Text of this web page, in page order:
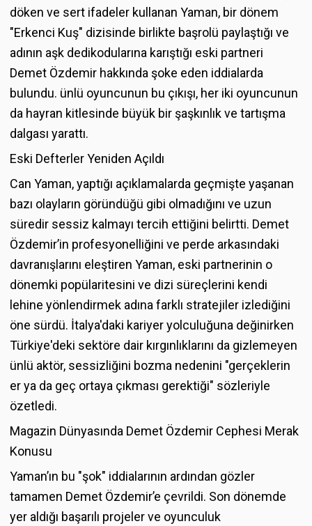
döken ve sert ifadeler kullanan Yaman, bir dönem
"Erkenci Kuş" dizisinde birlikte başrolü paylaştığı ve
adının aşk dedikodularına karıştığı eski partneri
Demet Özdemir hakkında şoke eden iddialarda
bulundu. ünlü oyuncunun bu çıkışı, her iki oyuncunun
da hayran kitlesinde büyük bir şaşkınlık ve tartışma
dalgası yarattı.
Eski Defterler Yeniden Açıldı
Can Yaman, yaptığı açıklamalarda geçmişte yaşanan
bazı olayların göründüğü gibi olmadığını ve uzun
süredir sessiz kalmayı tercih ettiğini belirtti. Demet
Özdemir’in profesyonelliğini ve perde arkasındaki
davranışlarını eleştiren Yaman, eski partnerinin o
dönemki popülaritesini ve dizi süreçlerini kendi
lehine yönlendirmek adına farklı stratejiler izlediğini
öne sürdü. İtalya'daki kariyer yolculuğuna değinirken
Türkiye'deki sektöre dair kırgınlıklarını da gizlemeyen
ünlü aktör, sessizliğini bozma nedenini "gerçeklerin
er ya da geç ortaya çıkması gerektiği" sözleriyle
özetledi.
Magazin Dünyasında Demet Özdemir Cephesi Merak
Konusu
Yaman’ın bu "şok" iddialarının ardından gözler
tamamen Demet Özdemir’e çevrildi. Son dönemde
yer aldığı başarılı projeler ve oyunculuk